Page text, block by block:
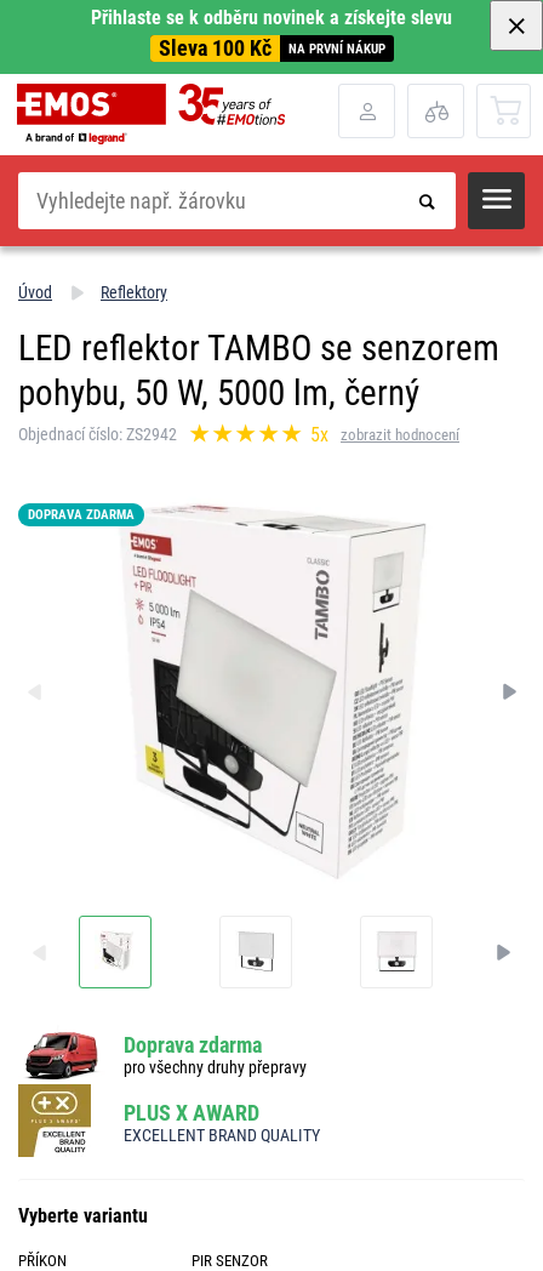
Přihlaste se k odběru novinek a získejte slevu
Sleva 100 Kč NA PRVNÍ NÁKUP
Hledat
Úvod Reflektory
LED reflektor TAMBO se senzorem
pohybu, 50 W, 5000 lm, černý
Objednací číslo: ZS2942 5x zobrazit hodnocení
DOPRAVA ZDARMA
Doprava zdarma
pro všechny druhy přepravy
PLUS X AWARD
EXCELLENT BRAND QUALITY
Vyberte variantu
PŘÍKON
PIR SENZOR